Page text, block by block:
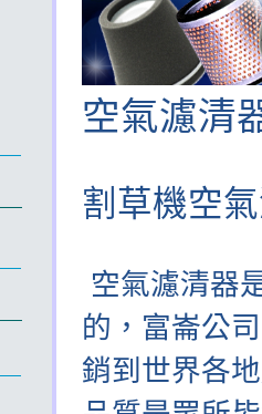
空氣濾清
割草機空
空氣濾清器
的，富崙公
銷到世界各